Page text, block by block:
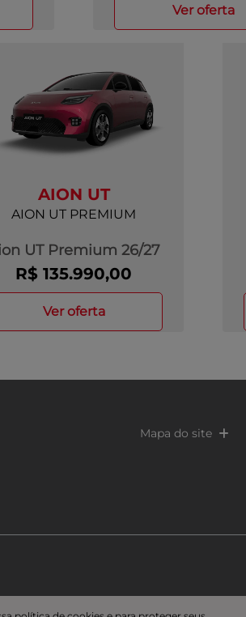
ver oferta
AION UT
AION UT PREMIUM
UT Premium 26/27
R$ 135.990,00
ver oferta
Mapa do site